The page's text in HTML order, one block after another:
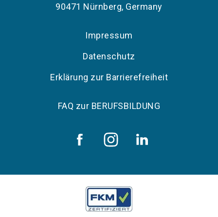
90471 Nürnberg, Germany
Impressum
Datenschutz
Erklärung zur Barrierefreiheit
FAQ zur BERUFSBILDUNG